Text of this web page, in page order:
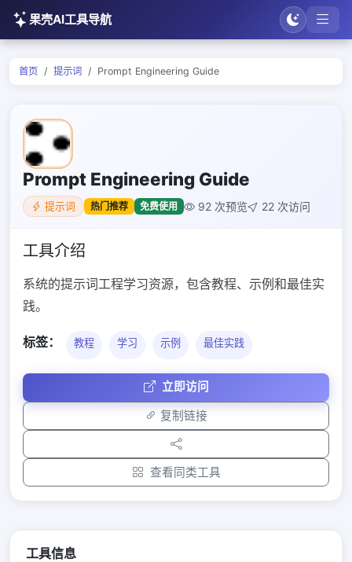
果壳AI工具导航
首页 提示词 Prompt Engineering Guide
Prompt Engineering Guide
提示词 热门推荐 免费使用 92 次预览 22 次访问
工具介绍
系统的提示词工程学习资源，包含教程、示例和最佳实
践。
标签： 教程 学习 示例 最佳实践
立即访问
复制链接
查看同类工具
工具信息